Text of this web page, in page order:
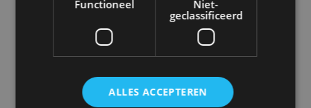
Toekomstbestendige inzet van elektrisch
Functioneel
Niet-
geclassificeerd
ALLES ACCEPTEREN